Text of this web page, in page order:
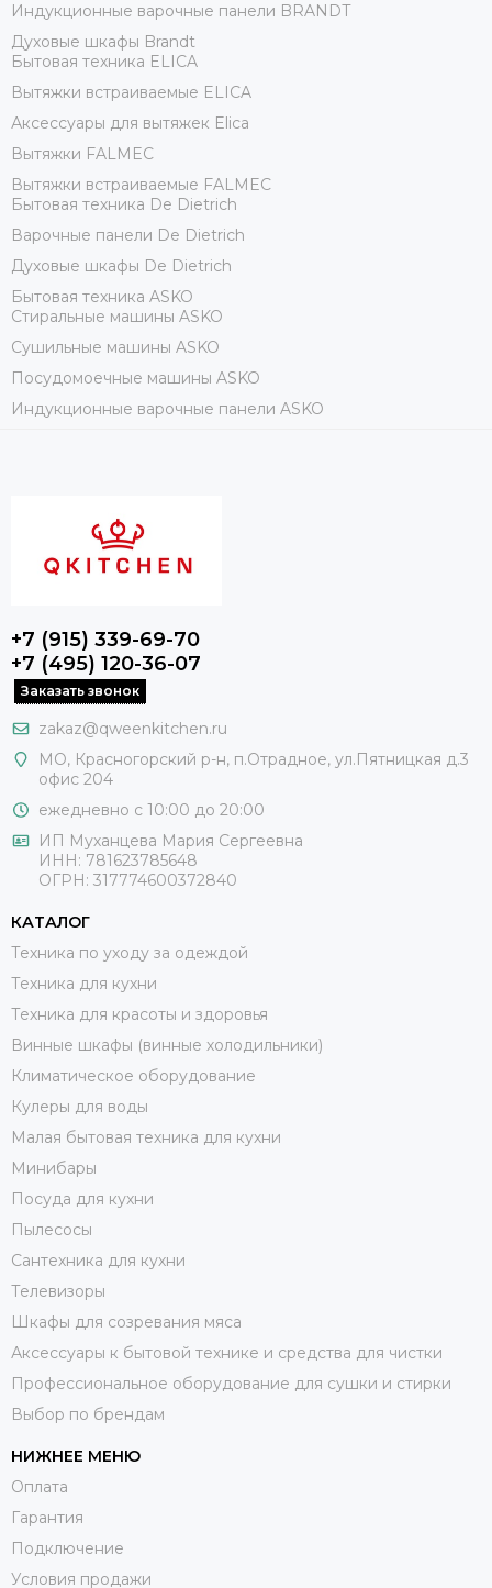
Индукционные варочные панели BRANDT
Духовые шкафы Brandt
Бытовая техника ELICA
Вытяжки встраиваемые ELICA
Аксессуары для вытяжек Elica
Вытяжки FALMEC
Вытяжки встраиваемые FALMEC
Бытовая техника De Dietrich
Варочные панели De Dietrich
Духовые шкафы De Dietrich
Бытовая техника ASKO
Стиральные машины ASKO
Сушильные машины ASKO
Посудомоечные машины ASKO
Индукционные варочные панели ASKO
+7 (915) 339-69-70
+7 (495) 120-36-07
Заказать звонок
zakaz@qweenkitchen.ru
МО, Красногорский р-н, п.Отрадное, ул.Пятницкая д.3
офис 204
ежедневно с 10:00 до 20:00
ИП Муханцева Мария Сергеевна
ИНН: 781623785648
ОГРН: 317774600372840
КАТАЛОГ
Техника по уходу за одеждой
Техника для кухни
Техника для красоты и здоровья
Винные шкафы (винные холодильники)
Климатическое оборудование
Кулеры для воды
Малая бытовая техника для кухни
Минибары
Посуда для кухни
Пылесосы
Сантехника для кухни
Телевизоры
Шкафы для созревания мяса
Аксессуары к бытовой технике и средства для чистки
Профессиональное оборудование для сушки и стирки
Выбор по брендам
НИЖНЕЕ МЕНЮ
Оплата
Гарантия
Подключение
Условия продажи